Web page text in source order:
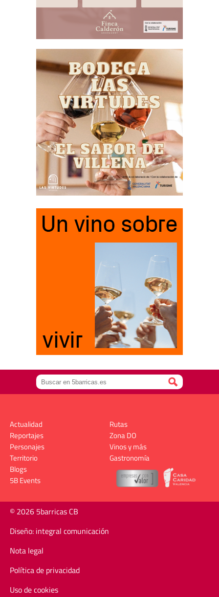
Actualidad
Reportajes
Personajes
Territorio
Rutas
Zona DO
Vinos y más
Gastronomía
Blogs
5B Events
© 2026 5barricas CB
Diseño: integral comunicación
Nota legal
Política de privacidad
Uso de cookies